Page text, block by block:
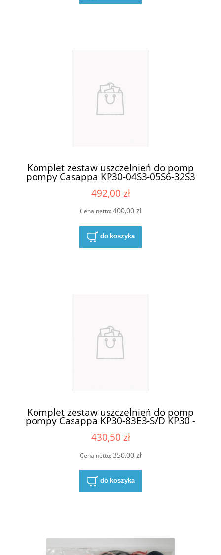
Komplet zestaw uszczelnień do pomp
pompy Casappa KP30-04S3-05S6-32S3
492,00 zł
Cena netto:400,00 zł
do koszyka
Komplet zestaw uszczelnień do pomp
pompy Casappa KP30-83E3-S/D KP30 -
430,50 zł
Cena netto:350,00 zł
do koszyka